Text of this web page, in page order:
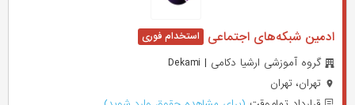
ادمین شبکه‌های اجتماعی
گروه آموزشی ارشیا دکامی | Dekami
تهران، تهران